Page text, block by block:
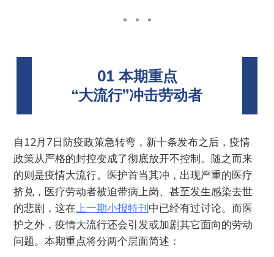
01 本期重点
“大流行”冲击劳动者
自12月7日防疫政策急转弯，新十条发布之后，疫情
政策从严格的封控变成了彻底放开不控制。随之而来
的则是疫情大流行。医护首当其冲，出现严重的医疗
挤兑，医疗劳动者被迫带病上岗、甚至发生感染去世
的悲剧，这在上一期小报特刊中已经有过讨论。而医
护之外，疫情大流行还会引发或加剧其它面向的劳动
问题。本期重点将分两个层面简述：